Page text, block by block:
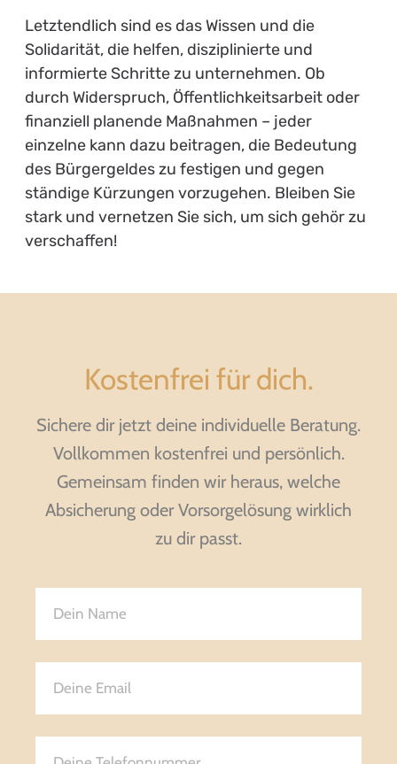
Letztendlich sind es das Wissen und die
Solidarität, die helfen, disziplinierte und
informierte Schritte zu unternehmen. Ob
durch Widerspruch, Öffentlichkeitsarbeit oder
finanziell planende Maßnahmen – jeder
einzelne kann dazu beitragen, die Bedeutung
des Bürgergeldes zu festigen und gegen
ständige Kürzungen vorzugehen. Bleiben Sie
stark und vernetzen Sie sich, um sich gehör zu
verschaffen!
Kostenfrei für dich.
Sichere dir jetzt deine individuelle Beratung.
Vollkommen kostenfrei und persönlich.
Gemeinsam finden wir heraus, welche
Absicherung oder Vorsorgelösung wirklich
zu dir passt.